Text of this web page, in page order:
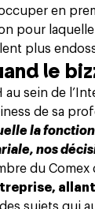
en
pour
plus
le
au sein de
de sa
la
nos
du Comex